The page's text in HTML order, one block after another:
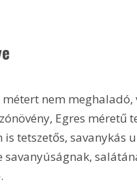
Egres méretű
tetszetős, savanykás
savanyúságnak,